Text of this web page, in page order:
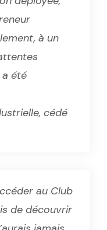
à un
été
cédé
au Club
de découvrir